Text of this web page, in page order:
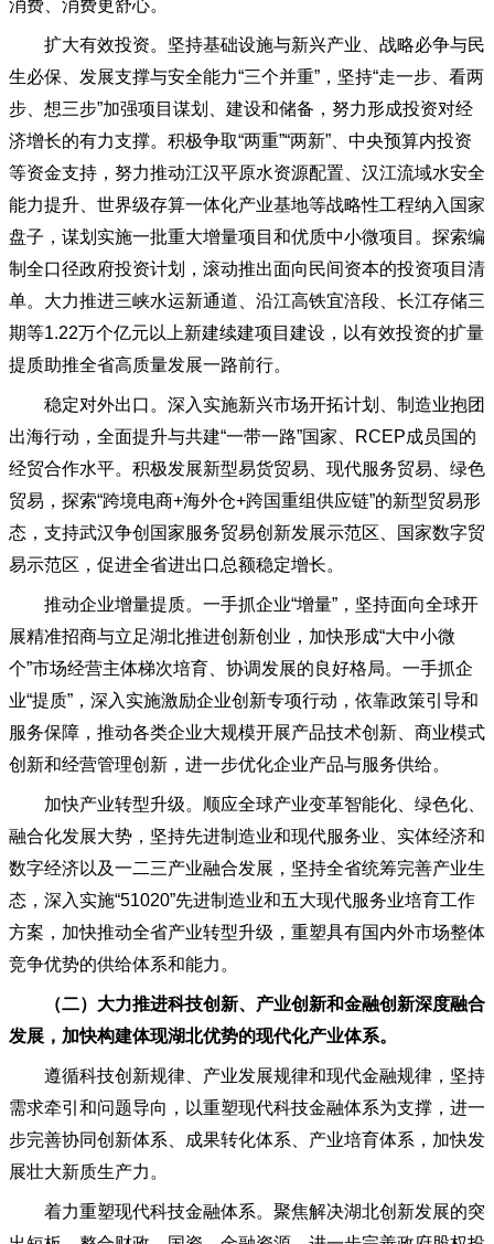
消费、消费更舒心。
扩大有效投资。坚持基础设施与新兴产业、战略必争与民
生必保、发展支撑与安全能力“三个并重”，坚持“走一步、看两
步、想三步”加强项目谋划、建设和储备，努力形成投资对经
济增长的有力支撑。积极争取“两重”“两新”、中央预算内投资
等资金支持，努力推动江汉平原水资源配置、汉江流域水安全
能力提升、世界级存算一体化产业基地等战略性工程纳入国家
盘子，谋划实施一批重大增量项目和优质中小微项目。探索编
制全口径政府投资计划，滚动推出面向民间资本的投资项目清
单。大力推进三峡水运新通道、沿江高铁宜涪段、长江存储三
期等1.22万个亿元以上新建续建项目建设，以有效投资的扩量
提质助推全省高质量发展一路前行。
稳定对外出口。深入实施新兴市场开拓计划、制造业抱团
出海行动，全面提升与共建“一带一路”国家、RCEP成员国的
经贸合作水平。积极发展新型易货贸易、现代服务贸易、绿色
贸易，探索“跨境电商+海外仓+跨国重组供应链”的新型贸易形
态，支持武汉争创国家服务贸易创新发展示范区、国家数字贸
易示范区，促进全省进出口总额稳定增长。
推动企业增量提质。一手抓企业“增量”，坚持面向全球开
展精准招商与立足湖北推进创新创业，加快形成“大中小微
个”市场经营主体梯次培育、协调发展的良好格局。一手抓企
业“提质”，深入实施激励企业创新专项行动，依靠政策引导和
服务保障，推动各类企业大规模开展产品技术创新、商业模式
创新和经营管理创新，进一步优化企业产品与服务供给。
加快产业转型升级。顺应全球产业变革智能化、绿色化、
融合化发展大势，坚持先进制造业和现代服务业、实体经济和
数字经济以及一二三产业融合发展，坚持全省统筹完善产业生
态，深入实施“51020”先进制造业和五大现代服务业培育工作
方案，加快推动全省产业转型升级，重塑具有国内外市场整体
竞争优势的供给体系和能力。
（二）大力推进科技创新、产业创新和金融创新深度融合
发展，加快构建体现湖北优势的现代化产业体系。
遵循科技创新规律、产业发展规律和现代金融规律，坚持
需求牵引和问题导向，以重塑现代科技金融体系为支撑，进一
步完善协同创新体系、成果转化体系、产业培育体系，加快发
展壮大新质生产力。
着力重塑现代科技金融体系。聚焦解决湖北创新发展的突